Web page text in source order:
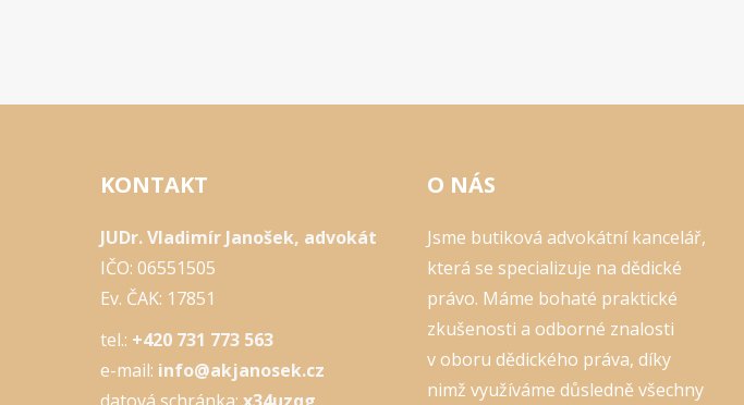
KONTAKT
JUDr. Vladimír Janošek, advokát
IČO: 06551505
Ev. ČAK: 17851
tel.: +420 731 773 563
e-mail: info@akjanosek.cz
O NÁS
Jsme butiková advokátní kancelář,
která se specializuje na dědické
právo. Máme bohaté praktické
zkušenosti a odborné znalosti
v oboru dědického práva, díky
nimž využíváme důsledně všechny